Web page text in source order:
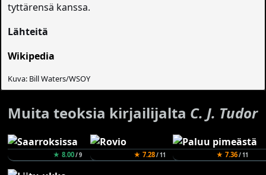
tyttärensä kanssa.
Lähteitä
Wikipedia
Kuva: Bill Waters/WSOY
Muita teoksia kirjailijalta C. J. Tudor
★ 8.00/ 9 ★ 7.28/ 11 ★ 7.36/ 11